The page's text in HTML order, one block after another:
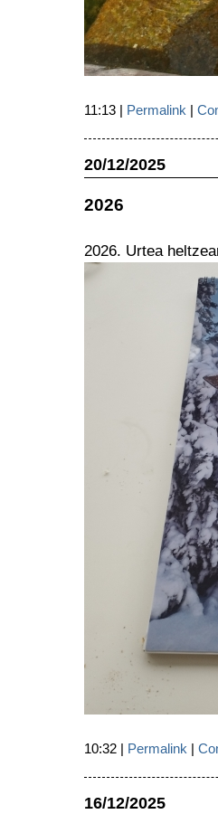
11:13 | Permalink |
20/12/2025
2026
2026. Urtea
10:32 | Permalink|
16/12/2025